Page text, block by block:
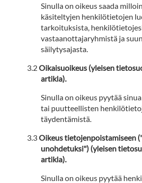
Sinulla on oikeus saada
käsiteltyjen henkilötietojen
tarkoituksista,
vastaanottajaryhmistä ja
säilytysajasta.
Oikaisuoikeus (yleisen
artikla).
Sinulla on oikeus pyytää
tai puutteellisten
täydentämistä.
Oikeus tietojenpoistamiseen
unohdetuksi") (yleisen
artikla).
Sinulla on oikeus pyytää